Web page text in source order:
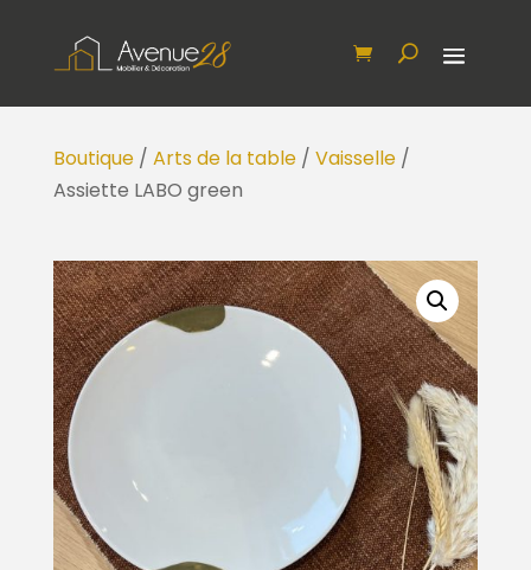
Boutique/ Arts de la table/ Vaisselle/
Assiette LABO green